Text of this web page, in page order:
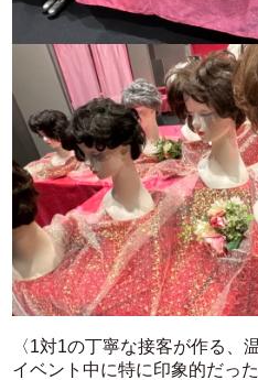
〈1対1の丁寧な接客が作る、
イベント中に特に印象的だっ